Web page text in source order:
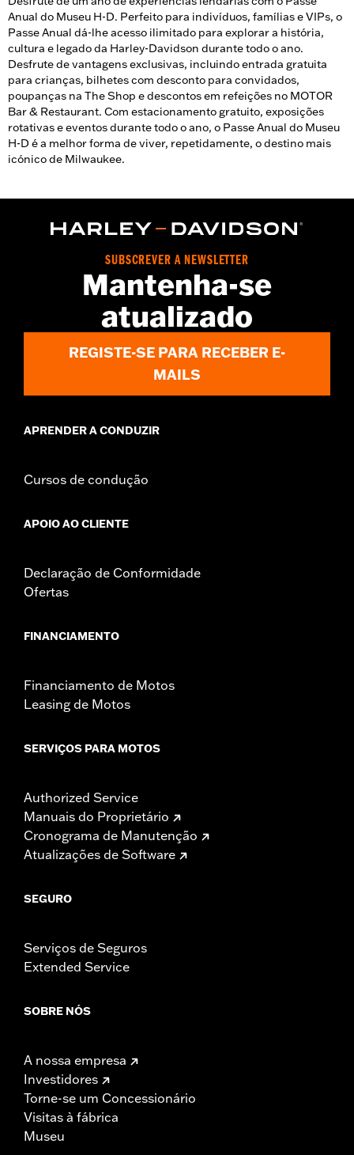
Anual do Museu H-D. Perfeito para indivíduos, famílias e VIPs, o
Passe Anual dá-lhe acesso ilimitado para explorar a história,
cultura e legado da Harley-Davidson durante todo o ano.
Desfrute de vantagens exclusivas, incluindo entrada gratuita
para crianças, bilhetes com desconto para convidados,
poupanças na The Shop e descontos em refeições no MOTOR
Bar & Restaurant. Com estacionamento gratuito, exposições
rotativas e eventos durante todo o ano, o Passe Anual do Museu
H-D é a melhor forma de viver, repetidamente, o destino mais
icónico de Milwaukee.
SUBSCREVER A NEWSLETTER
Mantenha-se
atualizado
REGISTE-SE PARA RECEBER E-
MAILS
APRENDER A CONDUZIR
Cursos de condução
APOIO AO CLIENTE
Declaração de Conformidade
Ofertas
FINANCIAMENTO
Financiamento de Motos
Leasing de Motos
SERVIÇOS PARA MOTOS
Authorized Service
Manuais do Proprietário
Cronograma de Manutenção
Atualizações de Software
SEGURO
Serviços de Seguros
Extended Service
SOBRE NÓS
A nossa empresa
Investidores
Torne-se um Concessionário
Visitas à fábrica
Museu